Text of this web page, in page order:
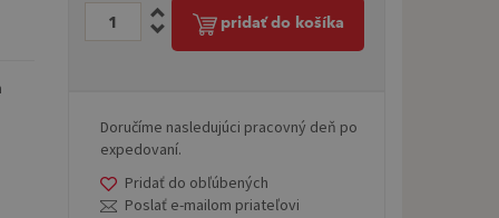
pridať do košíka
Doručíme nasledujúci pracovný deň po
expedovaní.
Pridať do obľúbených
Poslať e-mailom priateľovi